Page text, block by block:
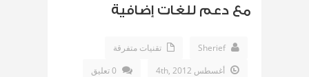
مع دعم للغات إضافية
Sherief
تقنيات متفرقة
أغسطس 4th, 2012
0 تعليق